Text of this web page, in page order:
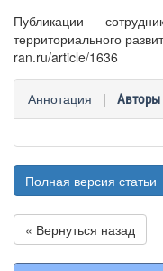
Публикации
территориального
ran.ru/article/1636
Аннотация | Авторы
Полная версия статьи
« Вернуться назад